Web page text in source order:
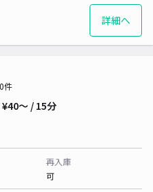
詳細へ
件
¥40〜 / 15分
再入庫
可